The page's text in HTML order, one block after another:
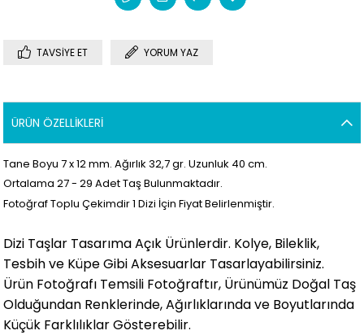
TAVSIYE ET YORUM YAZ
ÜRÜN ÖZELLIKLERI
Tane Boyu 7 x 12mm. Ağırlık 32,7 gr. Uzunluk 40 cm.
Ortalama 27 - 29 Adet Taş Bulunmaktadır.
Fotoğraf Toplu Çekimdir 1 Dizi İçin Fiyat Belirlenmiştir.
Dizi Taşlar Tasarıma Açık Ürünlerdir. Kolye, Bileklik,
Tesbih ve Küpe Gibi Aksesuarlar Tasarlayabilirsiniz.
Ürün Fotoğrafı Temsili Fotoğraftır, Ürünümüz Doğal Taş
Olduğundan Renklerinde, Ağırlıklarında ve Boyutlarında
Küçük Farklılıklar Gösterebilir.